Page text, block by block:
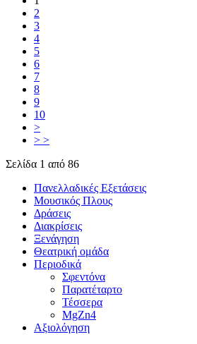
2
3
4
5
6
7
8
9
10
>
> >
Σελίδα 1 από 86
Πανελλαδικές Εξετάσεις
Μουσικός Πλους
Δράσεις
Διακρίσεις
Ξενάγηση
Θεατρική ομάδα
Περιοδικά
Σφεντόνα
Παρατέταρτο
Τέσσερα
MgZn4
Αξιολόγηση